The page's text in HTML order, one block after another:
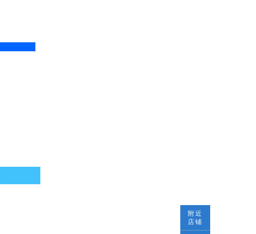
附近
店铺